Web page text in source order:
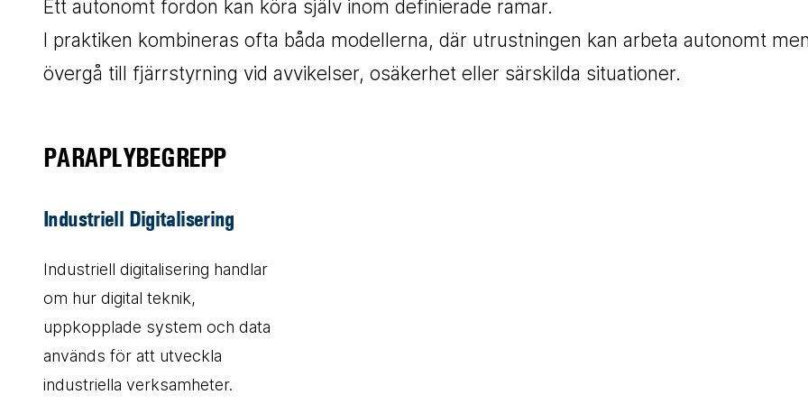
Ett autonomt fordon kan köra själv inom definierade ramar.
I praktiken kombineras ofta båda modellerna, där utrustningen kan arbeta autonomt
övergå till fjärrstyrning vid avvikelser, osäkerhet eller särskilda situationer.
PARAPLYBEGREPP
Industriell Digitalisering
Industriell digitalisering handlar
om hur digital teknik,
uppkopplade system och data
används för att utveckla
industriella verksamheter.